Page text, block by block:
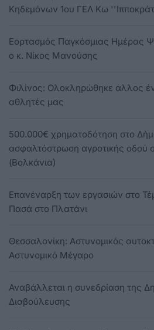
Κηδεμόνων 1ου ΓΕΛ Κω
Εορτασμός Παγκόσμιας Ημέρας
ο κ. Νίκος Μανούσης
Φιλίνος: Ολοκληρώθηκε άλλος
αθλητές μας
500.000€ χρηματοδότηση στο
ασφαλτόστρωση αγροτικής οδού
(Βολκάνια)
Eπανέναρξη των εργασιών στο
Πασά στο Πλατάνι
Θεσσαλονίκη: Αστυνομικός
Αστυνομικό Μέγαρο
Αναβάλλεται η συνεδρίαση της
Διαβούλευσης